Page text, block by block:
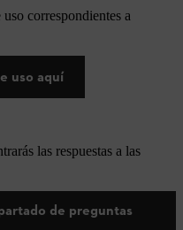
correspondientes a
uso aquí
las respuestas a las
de preguntas